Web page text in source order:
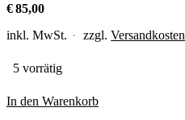
€85,00
inkl. MwSt.
zzgl.Versandkosten
5 vorrätig
In den Warenkorb